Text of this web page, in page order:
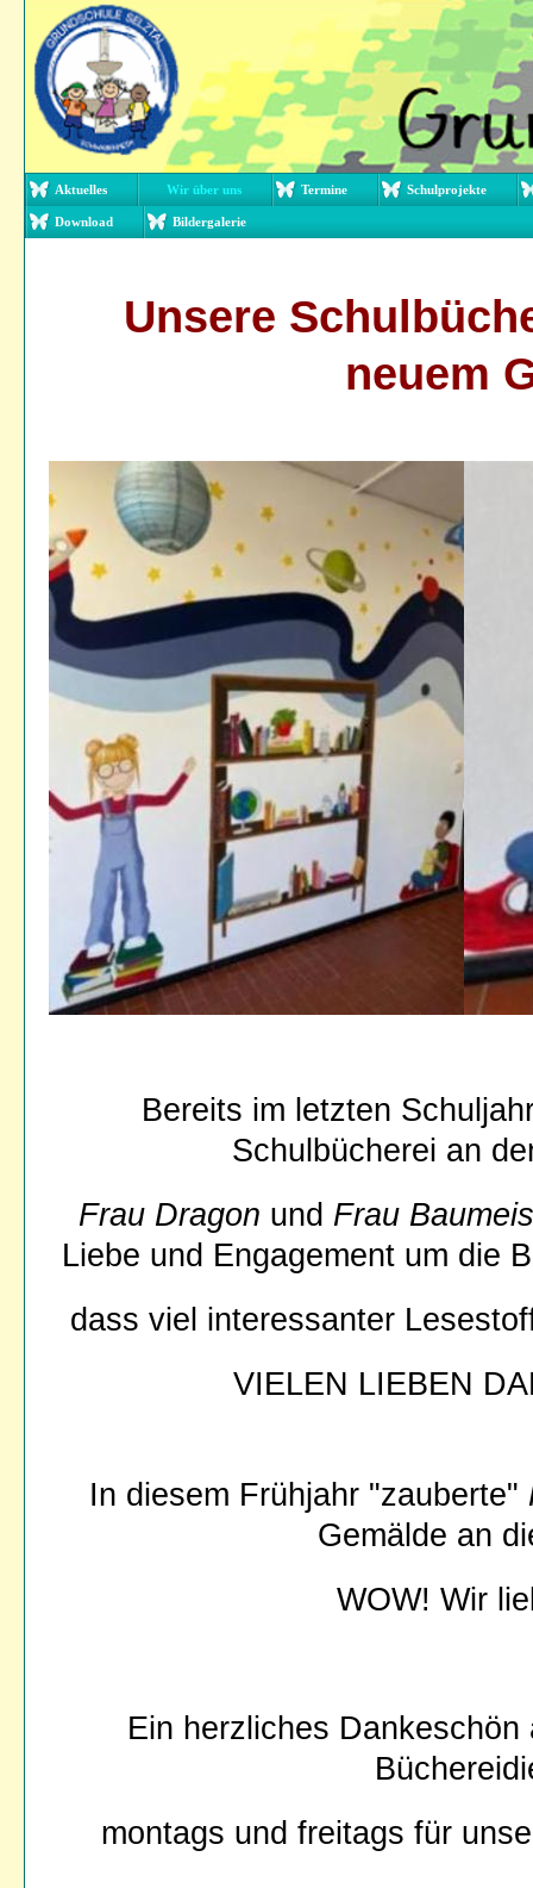
Aktuelles Wir über uns Termine Schulprojekte
Download Bildergalerie
Unsere
neuem
Bereits im letzten
Schulbücherei an
Frau Dragon und Frau
Liebe und Engagement um die
dass viel interessanter
VIELEN LIEBEN
In diesem Frühjahr "zauberte"
Gemälde an
WOW! Wir
Ein herzliches
montags und freitags für